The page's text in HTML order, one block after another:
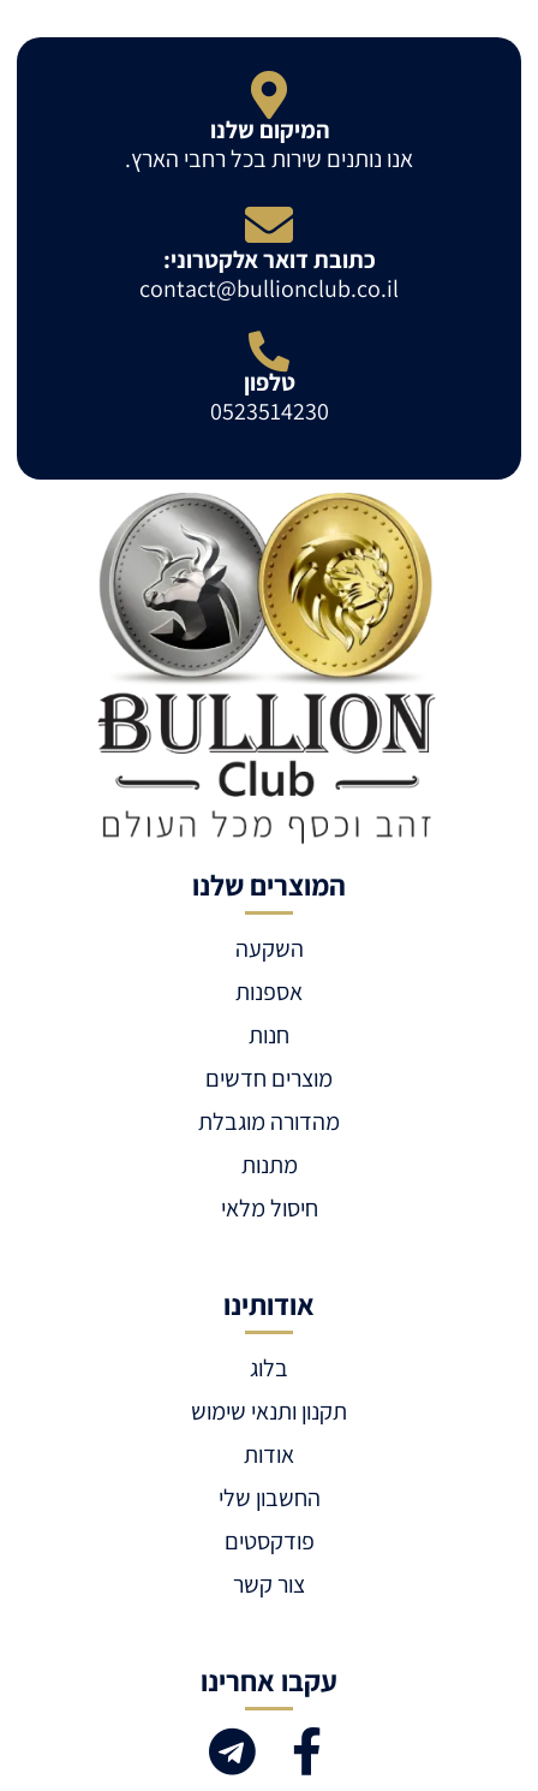
המיקום שלנו
אנו נותנים שירות בכל רחבי הארץ.
כתובת דואר אלקטרוני:
contact@bullionclub.co.il
טלפון
0523514230
המוצרים שלנו
השקעה
אספנות
חנות
מוצרים חדשים
מהדורה מוגבלת
מתנות
חיסול מלאי
אודותינו
בלוג
תקנון ותנאי שימוש
אודות
החשבון שלי
פודקסטים
צור קשר
עקבו אחרינו